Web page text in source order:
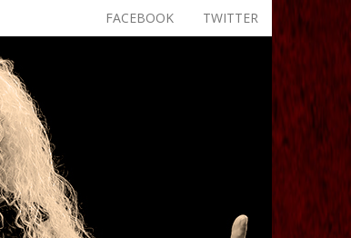
TWITTER
FACEBOOK